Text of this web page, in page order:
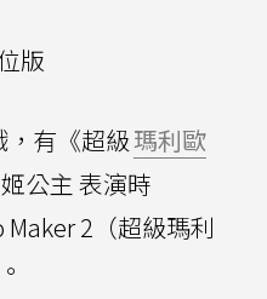
版
，有《超級瑪利歐
公主 表演時
2（超級瑪利